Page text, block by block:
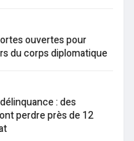
ouvertes pour
du corps diplomatique
: des
perdre près de 12